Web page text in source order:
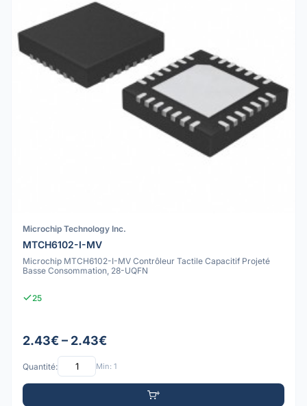
Microchip Technology Inc.
MTCH6102-I-MV
Microchip MTCH6102-I-MV Contrôleur Tactile Capacitif Projeté
Basse Consommation, 28-UQFN
25
2.43€ – 2.43€
Quantité: Min: 1